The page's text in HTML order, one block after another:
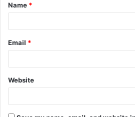
*
Name *
Email *
Website